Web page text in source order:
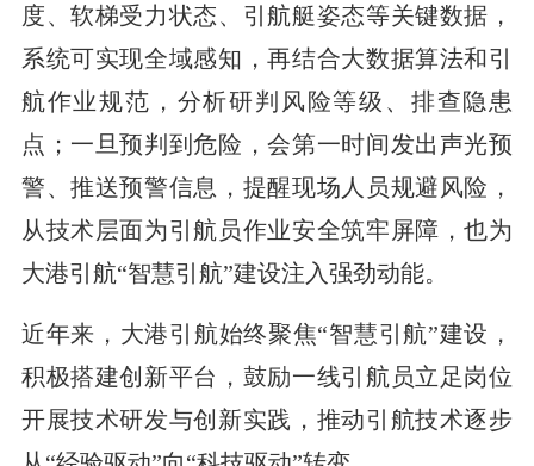
度、软梯受力状态、引航艇姿态等关键数据，
系统可实现全域感知，再结合大数据算法和引
航作业规范，分析研判风险等级、排查隐患
点；一旦预判到危险，会第一时间发出声光预
警、推送预警信息，提醒现场人员规避风险，
从技术层面为引航员作业安全筑牢屏障，也为
大港引航“智慧引航”建设注入强劲动能。
近年来，大港引航始终聚焦“智慧引航”建设，
积极搭建创新平台，鼓励一线引航员立足岗位
开展技术研发与创新实践，推动引航技术逐步